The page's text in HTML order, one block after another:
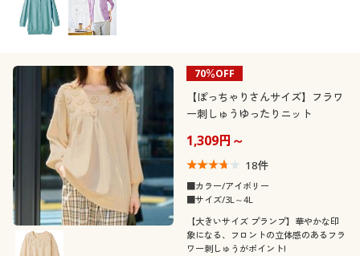
70％OFF
【ぽっちゃりさんサイズ】フラワ
ー刺しゅうゆったりニット
1,309円～
18件
■カラー/アイボリー
■サイズ/3L～4L
【大きいサイズ プランプ】華やかな印
象になる、フロントの立体感のあるフラ
ワー刺しゅうがポイント!